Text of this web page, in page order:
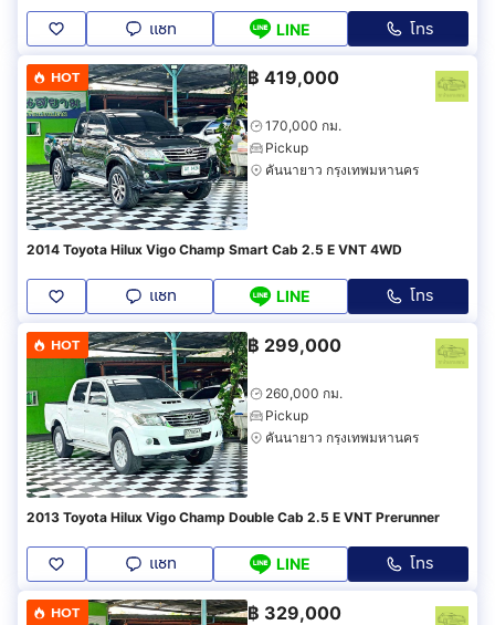
แชท LINE โทร
HOT ฿ 419,000
170,000 กม.
Pickup
คันนายาว กรุงเทพมหานคร
2014 Toyota Hilux Vigo Champ Smart Cab 2.5 E VNT 4WD
แชท LINE โทร
HOT ฿ 299,000
260,000 กม.
Pickup
คันนายาว กรุงเทพมหานคร
2013 Toyota Hilux Vigo Champ Double Cab 2.5 E VNT Prerunner
แชท LINE โทร
HOT ฿ 329,000